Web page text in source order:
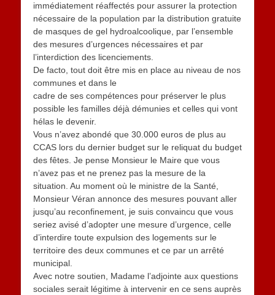
immédiatement réaffectés pour assurer la protection
nécessaire de la population par la distribution gratuite
de masques de gel hydroalcoolique, par l’ensemble
des mesures d’urgences nécessaires et par
l’interdiction des licenciements.
De facto, tout doit être mis en place au niveau de nos
communes et dans le
cadre de ses compétences pour préserver le plus
possible les familles déjà démunies et celles qui vont
hélas le devenir.
Vous n’avez abondé que 30.000 euros de plus au
CCAS lors du dernier budget sur le reliquat du budget
des fêtes. Je pense Monsieur le Maire que vous
n’avez pas et ne prenez pas la mesure de la
situation. Au moment où le ministre de la Santé,
Monsieur Véran annonce des mesures pouvant aller
jusqu’au reconfinement, je suis convaincu que vous
seriez avisé d’adopter une mesure d’urgence, celle
d’interdire toute expulsion des logements sur le
territoire des deux communes et ce par un arrêté
municipal.
Avec notre soutien, Madame l’adjointe aux questions
sociales serait légitime à intervenir en ce sens auprès